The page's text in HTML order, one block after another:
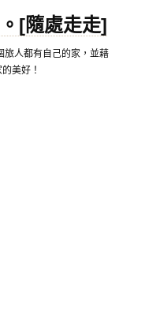
[隨處走走]
人都有自己的家，並藉
美好！